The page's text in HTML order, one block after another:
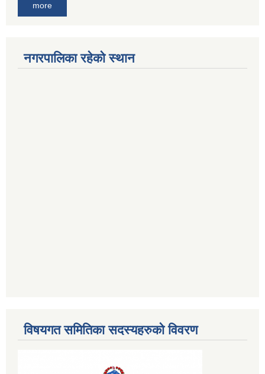
more
नगरपालिका रहेको स्थान
विषयगत समितिका सदस्यहरुको विवरण